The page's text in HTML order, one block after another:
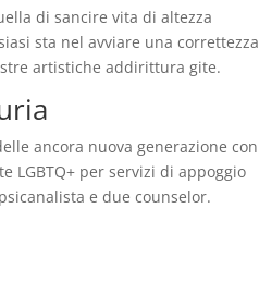
di sancire vita di altezza
sta nel avviare una correttezza
artistiche addirittura gite.
ancora nuova generazione con
LGBTQ+ per servizi di appoggio
e due counselor.